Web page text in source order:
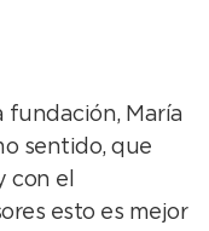
fundación, María
sentido, que
con el
esto es mejor